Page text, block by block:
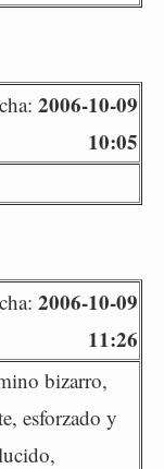
2006-10-09
10:05
2006-10-09
11:26
bizarro,
esforzado y